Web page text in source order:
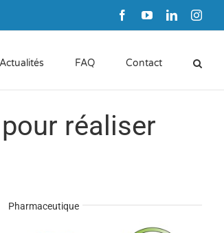
FacebookYouTubeLinkedIn
Actualités FAQ Contact
réaliser
Pharmaceutique